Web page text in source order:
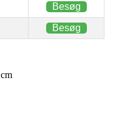
Besøg
Besøg